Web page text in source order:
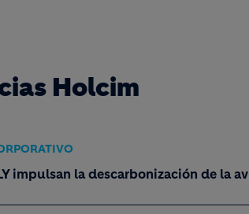
Holcim
impulsan la descarbonización de la